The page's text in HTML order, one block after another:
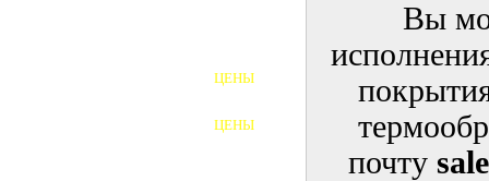
Вы
почту
ЦЕНЫ
ЦЕНЫ